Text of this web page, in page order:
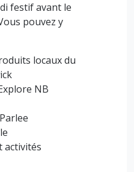
festif avant le
pouvez y
locaux du
NB
activités